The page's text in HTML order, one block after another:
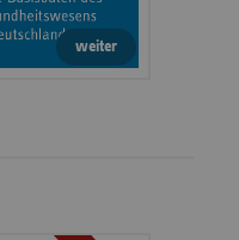
weiter